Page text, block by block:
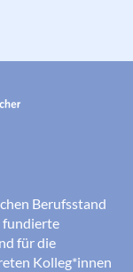
Berufsstand
fundierte
für die
Kolleg*innen